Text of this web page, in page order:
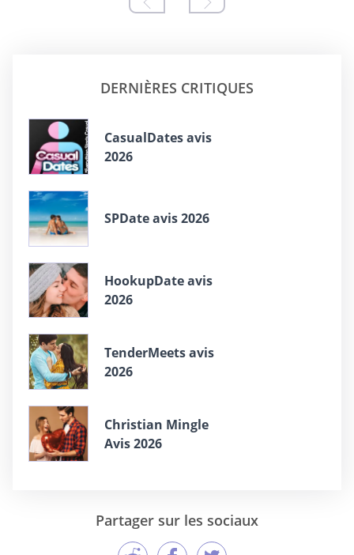
DERNIÈRES CRITIQUES
СasualDates avis
2026
SPDate avis 2026
HookupDate avis
2026
TenderMeets avis
2026
Christian Mingle
Avis 2026
Partager sur les sociaux